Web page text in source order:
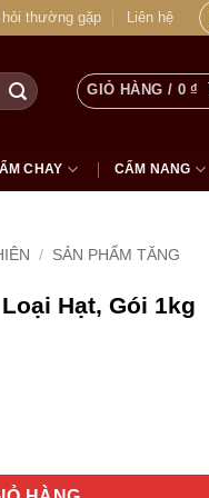
hỏi thường gặp Liên hệ
GIỎ HÀNG / 0₫
CHAY CẨM NANG
/
SẢN PHẨM TĂNG
Hạt, Gói 1kg
1kg số lượng